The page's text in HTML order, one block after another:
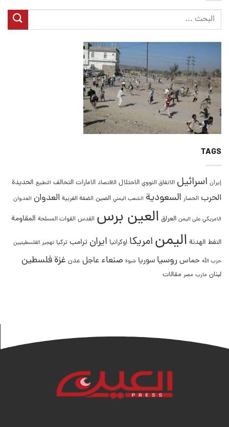
TAGS
إيران اسرائيل الاتفاق النووي الاحتلال الاقتصاد الامارات التحالف التطبيع الحديدة
الحرب الحصار السعودية الشعب اليمني الصين الضفة الغربية العدوان العدوان
الامريكي على اليمن العراق العين برس القدس القوات المسلحة المقاومة
النفط الهدنة اليمنامريكا اوكرانيا ايران ترامب تركيا تهجير الفلسطينيين
حزب الله حماس روسيا سوريا شبوة صنعاء عاجل عدن غزةفلسطين
لبنان مارب مصر مقالات